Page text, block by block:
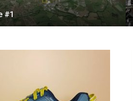
#1